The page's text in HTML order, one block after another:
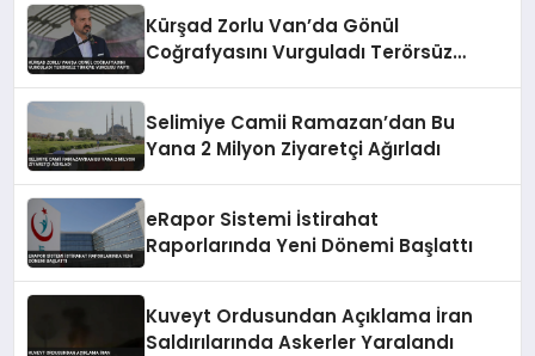
Kürşad Zorlu Van’da Gönül
Coğrafyasını Vurguladı Terörsüz
Selimiye Camii Ramazan’dan Bu
Yana 2 Milyon Ziyaretçi Ağırladı
eRapor Sistemi İstirahat
Raporlarında Yeni Dönemi Başlattı
Kuveyt Ordusundan Açıklama İran
Saldırılarında Askerler Yaralandı